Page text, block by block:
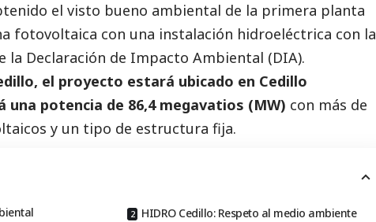
el visto bueno ambiental de la primera planta
fotovoltaica con una instalación hidroeléctrica con la
la Declaración de Impacto Ambiental (DIA).
el proyecto estará ubicado en Cedillo
una potencia de 86,4 megavatios (MW) con más de
y un tipo de estructura fija.
HIDRO Cedillo: Respeto al medio ambiente